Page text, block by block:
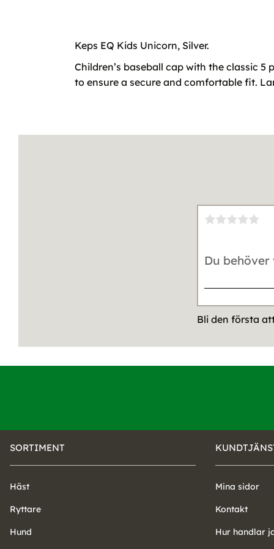
Keps EQ Kids Unicorn, Silver.
Children’s baseball cap with the classic
to ensure a secure and comfortable fit.
Bli den första
SORTIMENT
Häst
Ryttare
Hund
Mina sidor
Kontakt
Hur handlar